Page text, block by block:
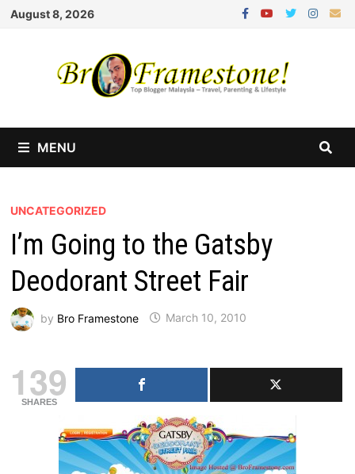
Skip
August 8, 2026
MENU
UNCATEGORIZED
I’m Going to the Gatsby
Deodorant Street Fair
by Bro Framestone March 10, 2010
139
SHARES